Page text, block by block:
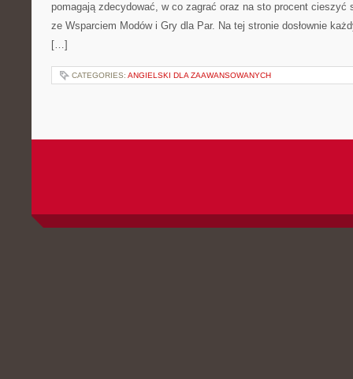
pomagają zdecydować, w co zagrać oraz na sto procent cieszyć
ze Wsparciem Modów i Gry dla Par. Na tej stronie dosłownie
[…]
CATEGORIES: ANGIELSKI DLA ZAAWANSOWANYCH